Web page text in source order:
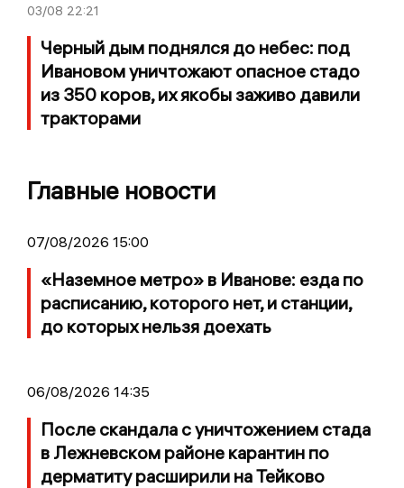
03/08 22:21
Черный дым поднялся до небес: под
Ивановом уничтожают опасное стадо
из 350 коров, их якобы заживо давили
тракторами
Главные новости
07/08/2026 15:00
«Наземное метро» в Иванове: езда по
расписанию, которого нет, и станции,
до которых нельзя доехать
06/08/2026 14:35
После скандала с уничтожением стада
в Лежневском районе карантин по
дерматиту расширили на Тейково